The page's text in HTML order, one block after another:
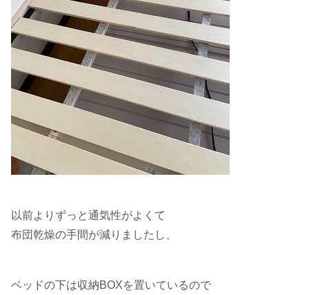
以前よりずっと通気性がよくて
布団乾燥の手間が減りましたし、
ベッドの下は収納BOXを置いているので